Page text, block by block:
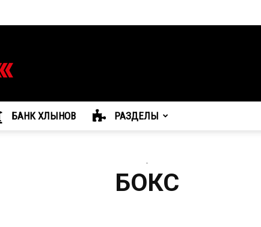
БАНК ХЛЫНОВ РАЗДЕЛЫ
-
БОКС